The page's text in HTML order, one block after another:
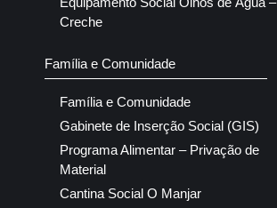
Creche
Família e Comunidade
Família e Comunidade
Gabinete de Inserção Social (GIS)
Programa Alimentar – Privação de
Material
Cantina Social O Manjar